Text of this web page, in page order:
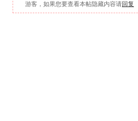
游客，如果您要查看本帖隐藏内容请回复